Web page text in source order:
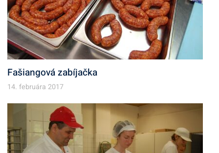
Fašiangová zabíjačka
14. februára 2017